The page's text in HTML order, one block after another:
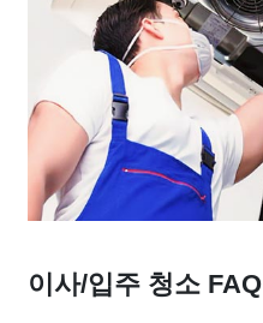
이사/입주 청소 FAQ